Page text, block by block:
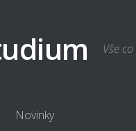
Vše
Novinky